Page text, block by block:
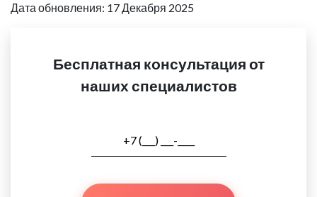
Дата обновления: 17 Декабря 2025
Бесплатная консультация от
наших специалистов